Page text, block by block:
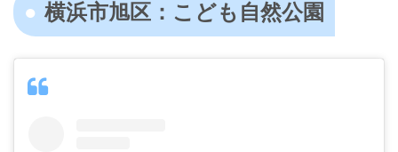
横浜市旭区：こども自然公園